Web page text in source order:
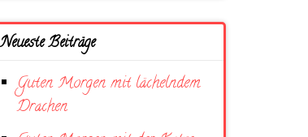
Neueste Beiträge
Guten Morgen mit lächelndem
Drachen